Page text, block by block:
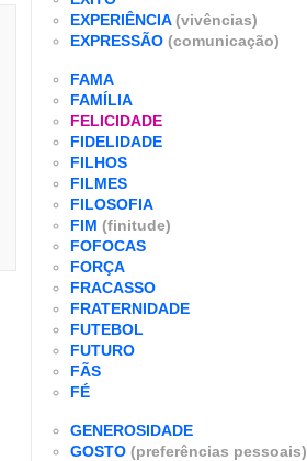
EXPERIÊNCIA(vivências)
EXPRESSÃO (comunicação)
FAMA
FAMÍLIA
FELICIDADE
FIDELIDADE
FILHOS
FILMES
FILOSOFIA
FIM (finitude)
FOFOCAS
FORÇA
FRACASSO
FRATERNIDADE
FUTEBOL
FUTURO
FÃS
FÉ
GENEROSIDADE
GOSTO (preferências pessoais)